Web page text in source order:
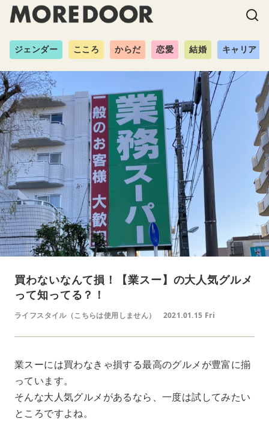
ジェンダー こころ からだ 恋愛 結婚 キャリア
買わないなんて損！【業スー】の大人気グルメ
って知ってる？！
ライフスタイル（こちらは使用しません） 2021.01.15 Fri
業スーには買わなきゃ損する最高のグルメが豊富に揃
っています。
そんな大人気グルメがあるなら、一度は試してみたい
ところですよね。